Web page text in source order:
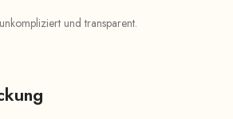
und transparent.